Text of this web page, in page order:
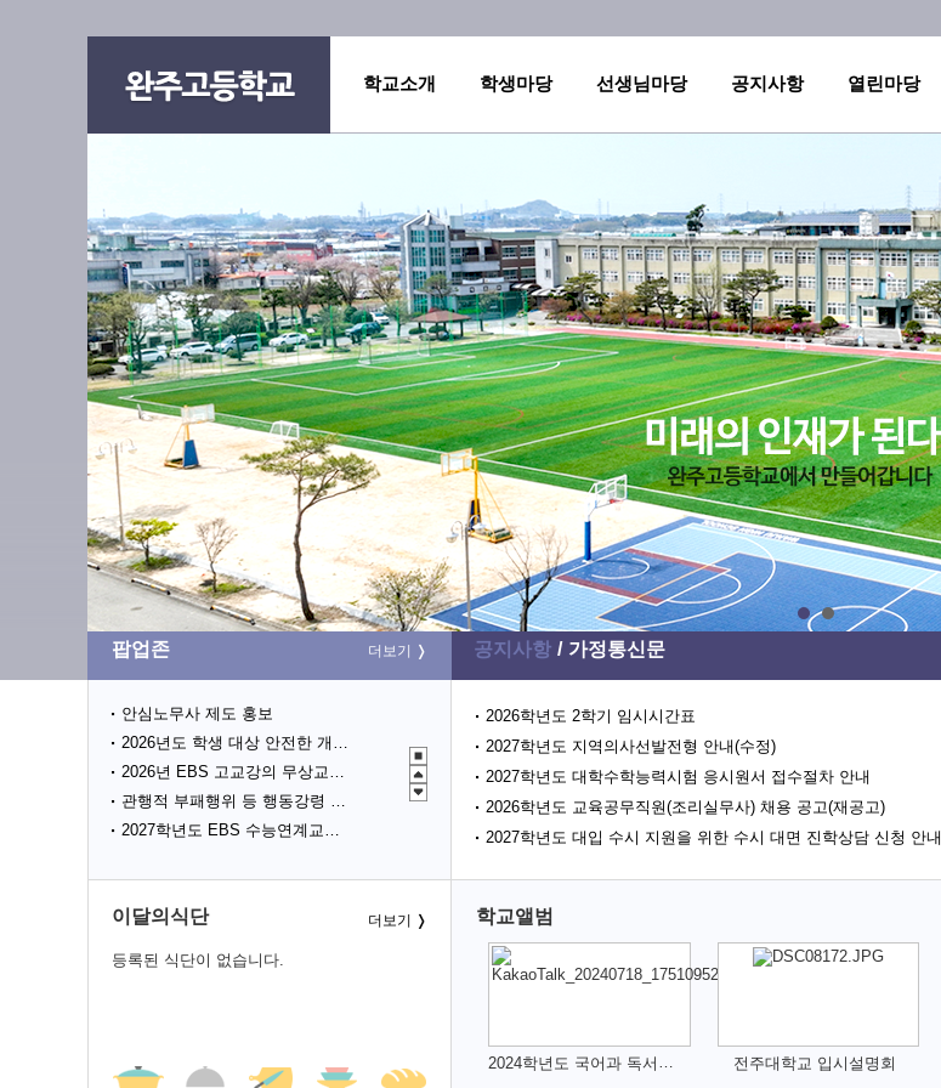
학교소개 학생마당 선생님마당 공지사항 열린마당
팝업존 더보기
2027학년도 EBS 수능연계교재 정오표 안내
관행적 부패행위 등 행동강령 위반 집중신고기간 운영
2026년 EBS 고교강의 무상교재 지원 사업 안내(2학기 2차)
2026년도 학생 대상 안전한 개인정보보호 사례 공모전
안심노무사 제도 홍보
폭염시 노동자 온열질환 예방수칙
공지사항
2026학년도 2학기 임시시간표
2027학년도 지역의사선발전형 안내(수정)
2027학년도 대학수학능력시험 응시원서 접수절차 안내
2026학년도 교육공무직원(조리실무사) 채용 공고(재공고)
2027학년도 대입 수시 지원을 위한 수시 대면 진학상담 신청 안내
가정통신문
학교앨범
2024학년도 국어과 독서캠프 전주대학교 입시설명회
이달의식단 더보기
등록된 식단이 없습니다.